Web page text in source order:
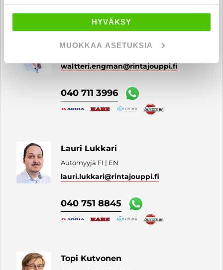
HYVÄKSY
MUOKKAA ASETUKSIA
waltteri.engman@rintajouppi.fi
040 711 3996
Lauri Lukkari
Automyyjä FI | EN
lauri.lukkari@rintajouppi.fi
040 751 8845
Topi Kutvonen